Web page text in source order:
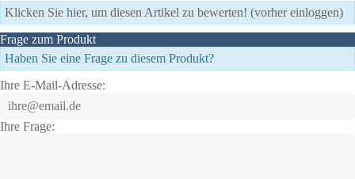
Klicken Sie hier, um diesen Artikel zu bewerten! (vorher einloggen)
Frage zum Produkt
Haben Sie eine Frage zu diesem Produkt?
Ihre E-Mail-Adresse:
Ihre Frage: